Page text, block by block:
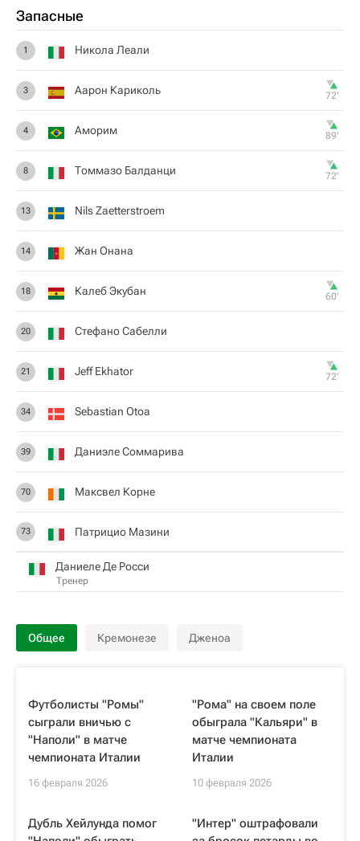
Запасные
1 Никола Леали
3 Аарон Кариколь 72‎’‎
4 Аморим 89‎’‎
8 Томмазо Балданци 72‎’‎
13 Nils Zaetterstroem
14 Жан Онана
18 Калеб Экубан 60‎’‎
20 Стефано Сабелли
21 Jeff Ekhator 72‎’‎
34 Sebastian Otoa
39 Даниэле Соммарива
70 Максвел Корне
73 Патрицио Мазини
Даниеле Де Росси
Тренер
Общее Кремонезе Дженоа
Футболисты "Ромы"
сыграли вничью с
"Наполи" в матче
чемпионата Италии
16 февраля 2026
"Рома" на своем поле
обыграла "Кальяри" в
матче чемпионата
Италии
10 февраля 2026
Дубль Хейлунда помог
"Интер" оштрафовали